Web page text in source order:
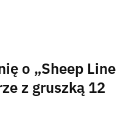
o „Sheep Line
z gruszką 12